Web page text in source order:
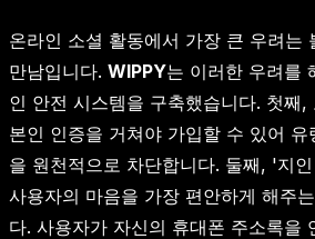
온라인 소셜 활동에서 가장 큰 우려는
만남입니다. WIPPY는 이러한 우려를
인 안전 시스템을 구축했습니다. 첫째,
본인 인증을 거쳐야 가입할 수 있어 유
을 원천적으로 차단합니다. 둘째, '지
사용자의 마음을 가장 편안하게 해주
다. 사용자가 자신의 휴대폰 주소록을